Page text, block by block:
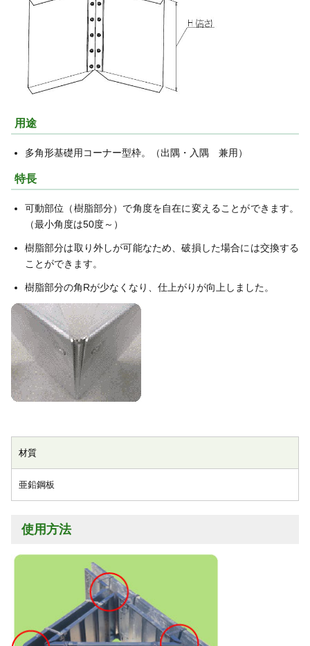
用途
多角形基礎用コーナー型枠。（出隅・入隅 兼用）
特長
可動部位（樹脂部分）で角度を自在に変えることができます。
（最小角度は50度～）
樹脂部分は取り外しが可能なため、破損した場合には交換する
ことができます。
樹脂部分の角Rが少なくなり、仕上がりが向上しました。
材質
亜鉛鋼板
使用方法